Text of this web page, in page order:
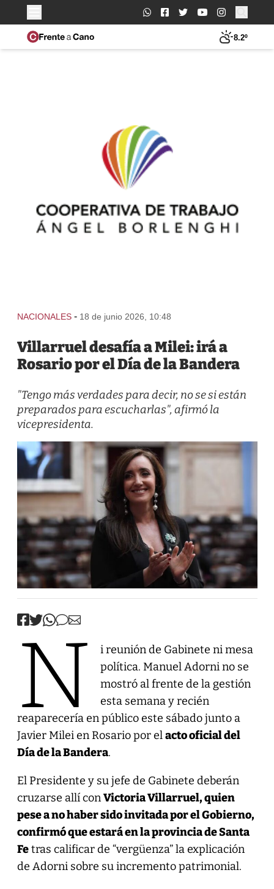
Buscar:
8.2º
NACIONALES - 18 de junio 2026, 10:48
Villarruel desafía a Milei: irá a
Rosario por el Día de la Bandera
"Tengo más verdades para decir, no se si están
preparados para escucharlas", afirmó la
vicepresidenta.
N
i reunión de Gabinete ni mesa
política. Manuel Adorni no se
mostró al frente de la gestión
esta semana y recién
reaparecería en público este sábado junto a
Javier Milei en Rosario por elacto oficial del
Día de la Bandera.
El Presidente y su jefe de Gabinete deberán
cruzarse allí conVictoria Villarruel, quien
pese a no haber sido invitada por el Gobierno,
confirmó que estará en la provincia de Santa
Fetras calificar de “vergüenza” la explicación
de Adorni sobre su incremento patrimonial.